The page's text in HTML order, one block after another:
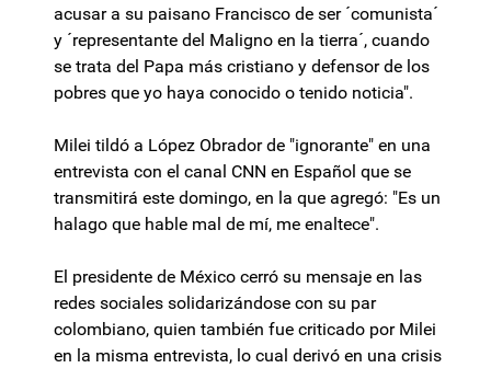
acusar a su paisano Francisco de ser ´comunista´
y ´representante del Maligno en la tierra´, cuando
se trata del Papa más cristiano y defensor de los
pobres que yo haya conocido o tenido noticia".
Milei tildó a López Obrador de "ignorante" en una
entrevista con el canal CNN en Español que se
transmitirá este domingo, en la que agregó: "Es un
halago que hable mal de mí, me enaltece".
El presidente de México cerró su mensaje en las
redes sociales solidarizándose con su par
colombiano, quien también fue criticado por Milei
en la misma entrevista, lo cual derivó en una crisis